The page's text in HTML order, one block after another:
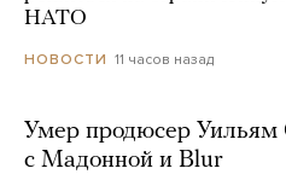
НАТО
НОВОСТИ 11 часов назад
Умер продюсер Уильям
с Мадонной и Blur